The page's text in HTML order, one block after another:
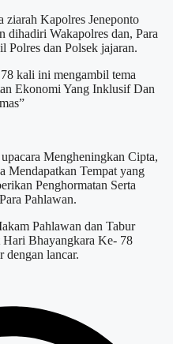
ziarah Kapolres Jeneponto
Wakapolres dan, Para
Polres dan Polsek jajaran.
kali ini mengambil tema
Ekonomi Yang Inklusif Dan
Mengheningkan Cipta,
Mendapatkan Tempat yang
Penghormatan Serta
Pahlawan.
Pahlawan dan Tabur
Bhayangkara Ke- 78
dengan lancar.